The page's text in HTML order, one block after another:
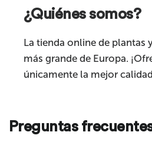
Comentario
¿Quiénes somos?
La tienda online de plantas
más grande de Europa.
únicamente la mejor
Preguntas